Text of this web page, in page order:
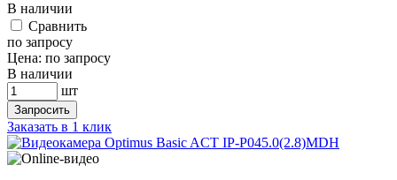
В наличии
Cравнить
по запросу
Цена: по запросу
В наличии
шт
Запросить
Заказать в 1 клик